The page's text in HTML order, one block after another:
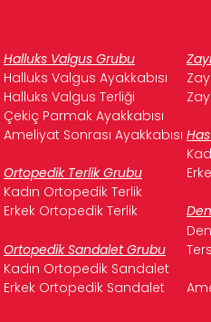
Halluks Valgus Grubu
Halluks Valgus Ayakkabısı
Halluks Valgus Terliği
Çekiç Parmak Ayakkabısı
Ameliyat Sonrası Ayakkabısı
Ortopedik Terlik Grubu
Kadın Ortopedik Terlik
Erkek Ortopedik Terlik
Ortopedik Sandalet Grubu
Kadın Ortopedik Sandalet
Erkek Ortopedik Sandalet